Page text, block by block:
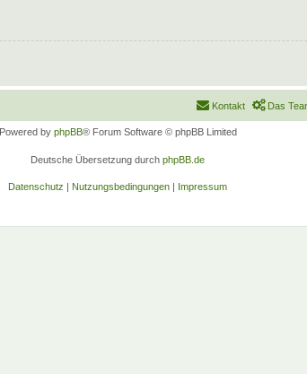
Das
Kontakt
Powered by phpBB® Forum Software © phpBB Limited
Deutsche Übersetzung durch phpBB.de
Datenschutz Nutzungsbedingungen Impressum